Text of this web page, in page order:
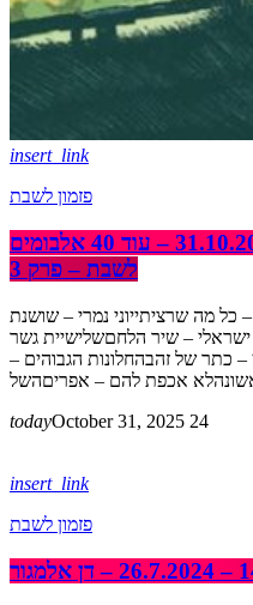
insert_link
פזמון לשבת
פזמון לשבת מס’ 199 – 31.10.2025 – עוד 40 אלבומים
לשבת – פרק 3
כל מה שרציתייוני נמרי – שושנת
ישראלי – שיר הלחםשלישיית גשר
– כתר של זהבהחלונות הגבוהים –
אכפת להם – אפריםהשל
todayOctober 31, 2025 24
insert_link
פזמון לשבת